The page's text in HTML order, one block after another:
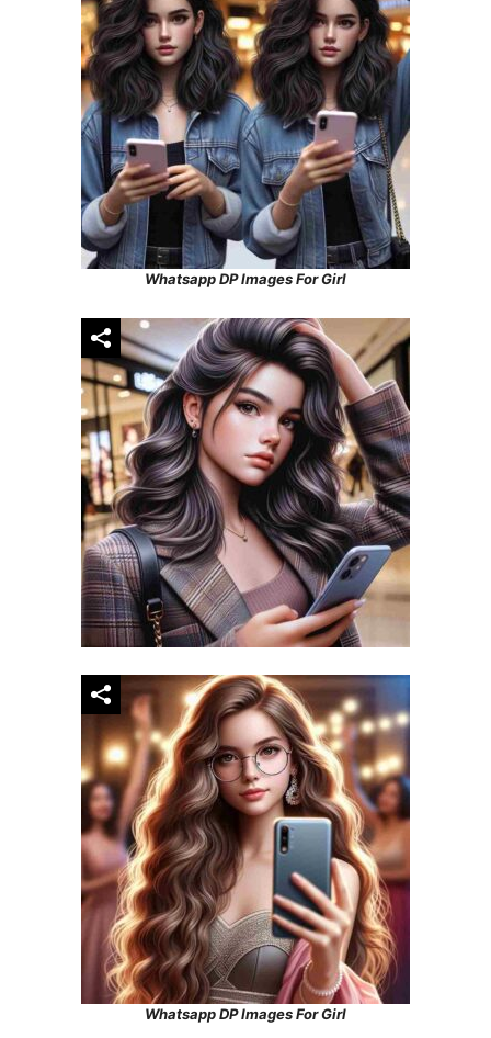
Whatsapp DP Images For Girl
Whatsapp DP Images For Girl